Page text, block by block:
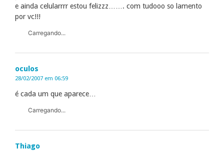
e ainda celularrrr estou felizzz……. com tudooo so lamento
por vc!!!
Carregando...
oculos
28/02/2007 em 06:59
é cada um que aparece…
Carregando...
Thiago